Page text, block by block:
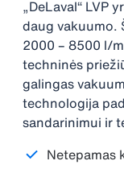
„DeLaval“ LVP
daug vakuumo.
2000 – 8500 l/
techninės
galingas
technologija
sandarinimui ir
Netepamas